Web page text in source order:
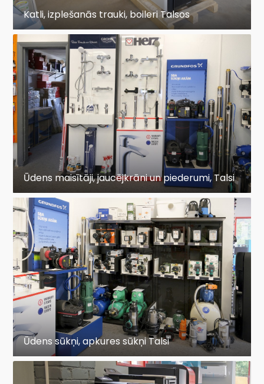
Katli, izplešanās trauki, boileri Talsos
Ūdens maisītāji, jaucējkrāni un piederumi, Talsi
Ūdens sūkņi, apkures sūkņi Talsi